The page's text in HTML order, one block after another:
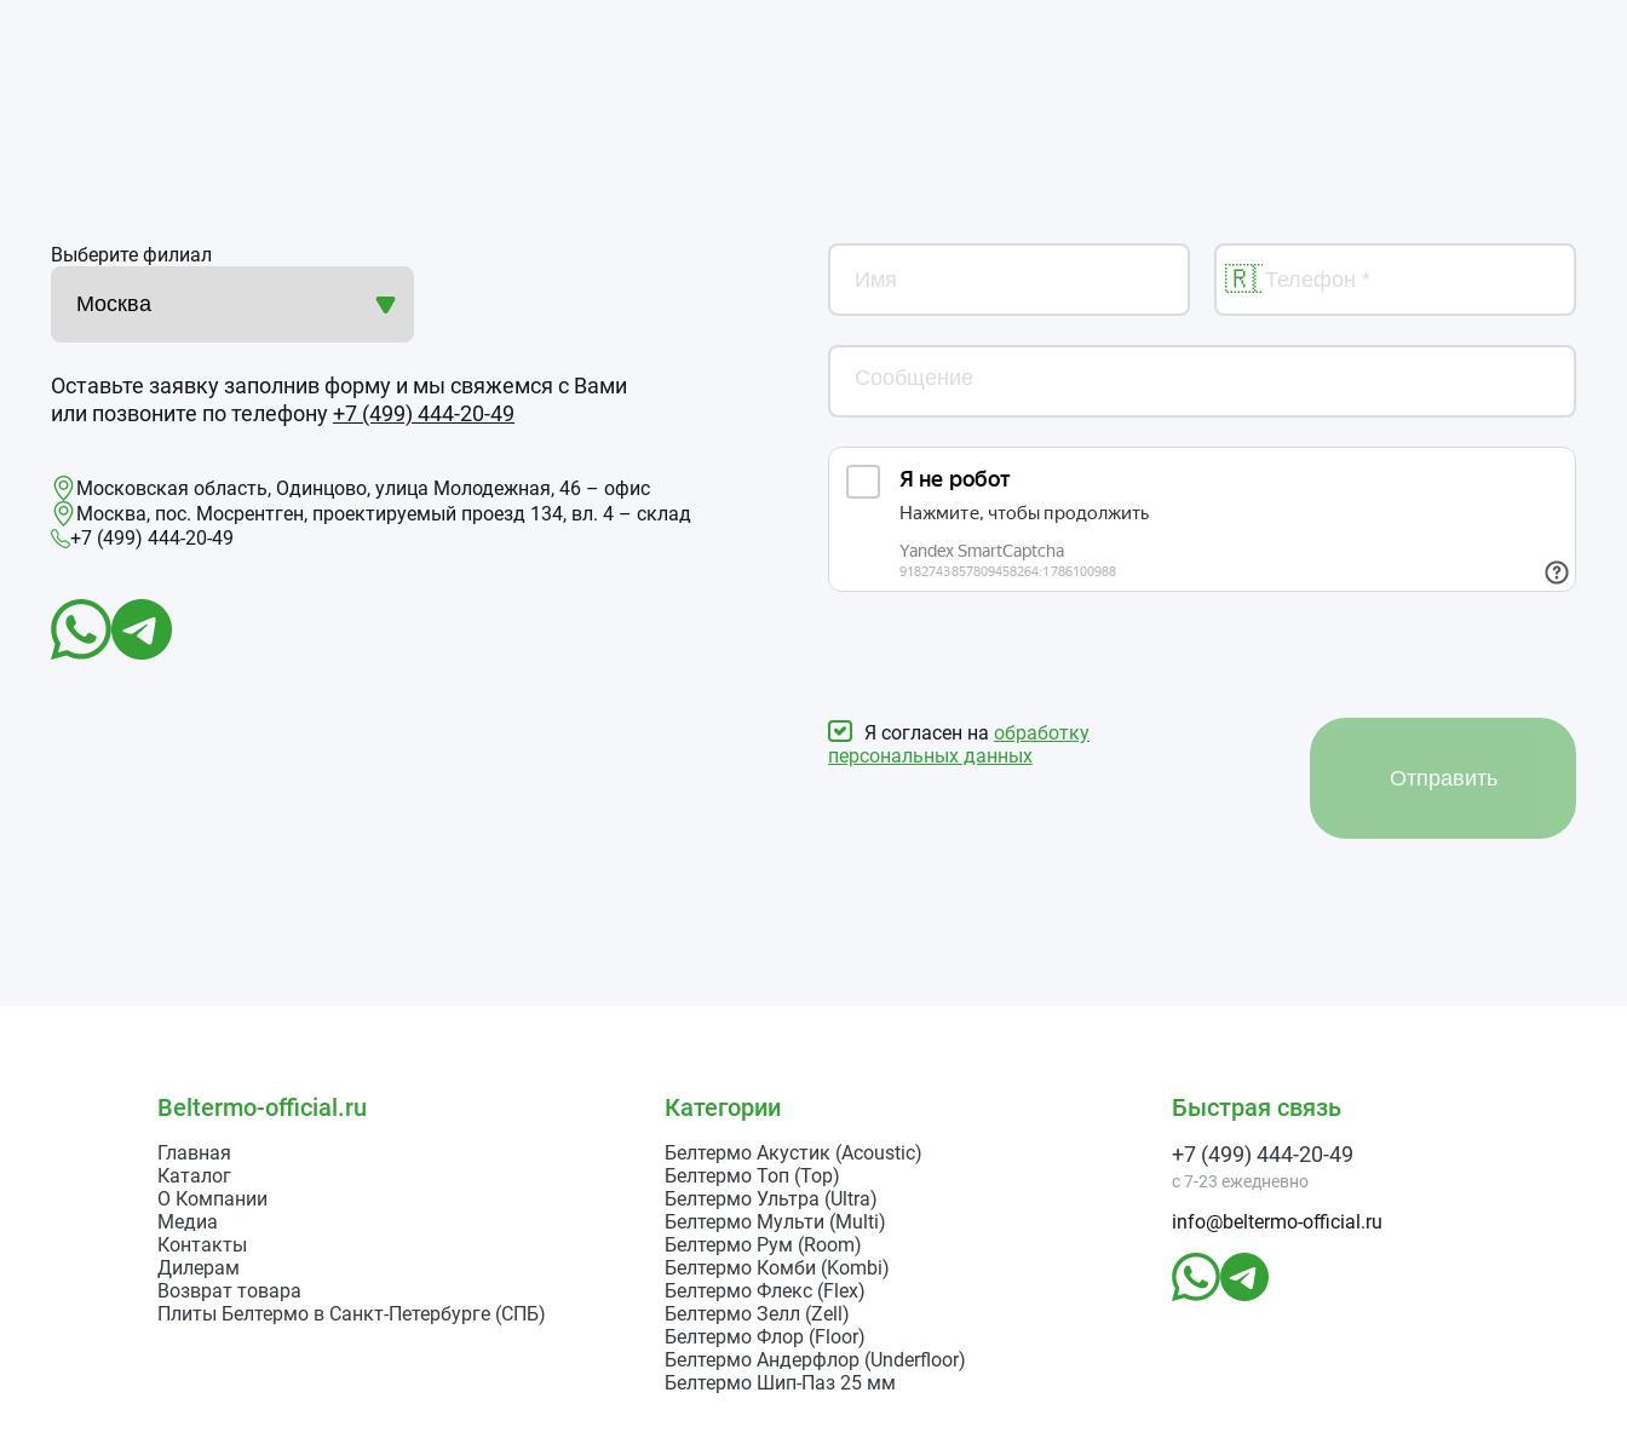
Выберите филиал
Оставьте заявку заполнив форму и мы свяжемся с Вами
или позвоните по телефону+7 (499) 444-20-49
Московская область, Одинцово, улица Молодежная, 46 – офис
Москва, пос. Мосрентген, проектируемый проезд 134, вл. 4 – склад
+7 (499) 444-20-49
Я согласен на обработку
персональных данных
Отправить
Beltermo-official.ru
Главная
Каталог
О Компании
Медиа
Контакты
Дилерам
Возврат товара
Плиты Белтермо в Санкт-Петербурге (СПБ)
Категории
Белтермо Акустик (Acoustic)
Белтермо Топ (Top)
Белтермо Ультра (Ultra)
Белтермо Мульти (Multi)
Белтермо Рум (Room)
Белтермо Комби (Kombi)
Белтермо Флекс (Flex)
Белтермо Зелл (Zell)
Белтермо Флор (Floor)
Белтермо Андерфлор (Underfloor)
Белтермо Шип-Паз 25 мм
Быстрая связь
+7 (499) 444-20-49
с 7-23 ежедневно
info@beltermo-official.ru